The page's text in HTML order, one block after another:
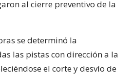
al cierre preventivo de la
se determinó la
las pistas con dirección a la
el corte y desvío de